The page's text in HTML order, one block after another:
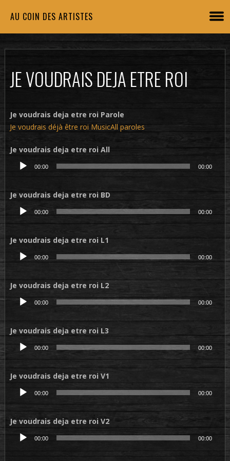
AU COIN DES ARTISTES
JE VOUDRAIS DEJA ETRE ROI
Je voudrais deja etre roi Parole
Je voudrais déjà être roi MusicAll paroles
Je voudrais deja etre roi All
Lecteur
00:00 00:00
Je voudrais deja etre roi BD
Lecteur
00:00 00:00
Je voudrais deja etre roi L1
Lecteur
00:00 00:00
Je voudrais deja etre roi L2
Lecteur
00:00 00:00
Je voudrais deja etre roi L3
Lecteur
00:00 00:00
Je voudrais deja etre roi V1
Lecteur
00:00 00:00
Je voudrais deja etre roi V2
Lecteur
00:00 00:00